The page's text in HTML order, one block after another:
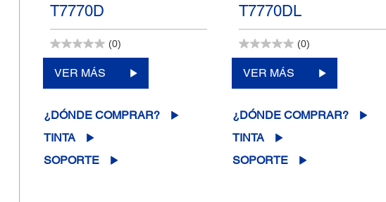
T7770D
(0)
VER MÁS
¿DÓNDE COMPRAR?
TINTA
SOPORTE
T7770DL
(0)
VER MÁS
¿DÓNDE COMPRAR?
TINTA
SOPORTE